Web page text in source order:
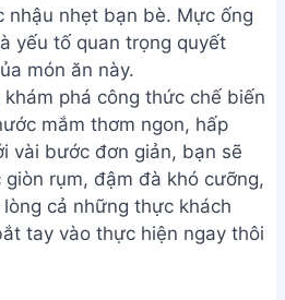
nhậu nhẹt bạn bè. Mực ống
yếu tố quan trọng quyết
món ăn này.
phá công thức chế biến
mắm thơm ngon, hấp
vài bước đơn giản, bạn sẽ
rụm, đậm đà khó cưỡng,
cả những thực khách
tay vào thực hiện ngay thôi